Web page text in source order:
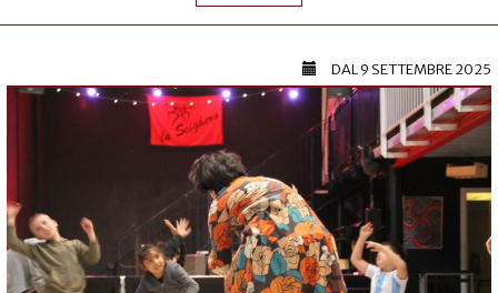
DAL9 SETTEMBRE 2025